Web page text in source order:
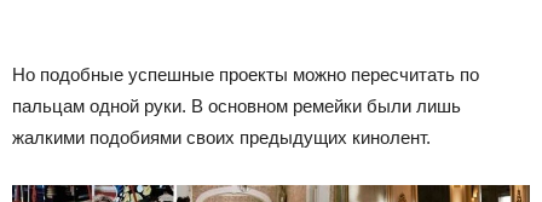
Но подобные успешные проекты можно пересчитать по
пальцам одной руки. В основном ремейки были лишь
жалкими подобиями своих предыдущих кинолент.